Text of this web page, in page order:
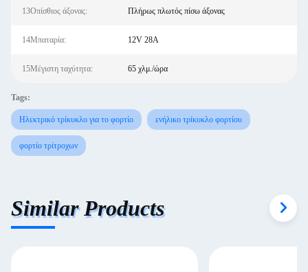
13Οπίσθιος άξονας: Πλήρως πλωτός πίσω άξονας
14Μπαταρία: 12V 28A
15Μέγιστη ταχύτητα: 65 χλμ./ώρα
Tags:
Ηλεκτρικό τρίκυκλο για το φορτίο ενήλικο τρίκυκλο φορτίου
φορτίο τρίτροχων
Similar Products